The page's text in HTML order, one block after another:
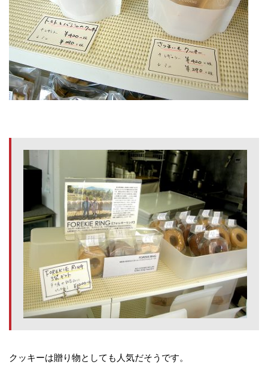
クッキーは贈り物としても人気だそうです。